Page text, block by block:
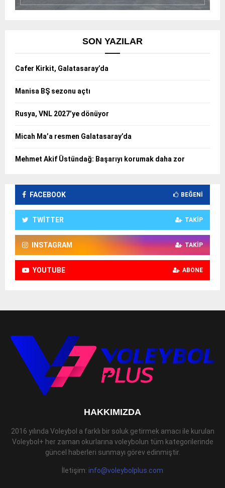
SON YAZILAR
Cafer Kirkit, Galatasaray’da
Manisa BŞ sezonu açtı
Rusya, VNL 2027’ye dönüyor
Micah Ma’a resmen Galatasaray’da
Mehmet Akif Üstündağ: Başarıyı korumak daha zor
FACEBOOK BEĞENI
TWITTER TAKIP
INSTAGRAM TAKIP
YOUTUBE ABONE
HAKKIMIZDA
2016 yılında Voleybol a farklı bir soluk getirmek amacı ile kurulan
Voleybol+ her zaman okurlarına voleybolun tüm kategorilerinde
güncel haberleri sunmayı görev edinmiştir.
İletişim: info@voleybolplus.com